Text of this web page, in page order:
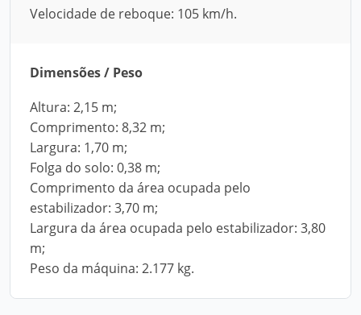
Velocidade de reboque: 105 km/h.
Dimensões / Peso
Altura: 2,15 m;
Comprimento: 8,32 m;
Largura: 1,70 m;
Folga do solo: 0,38 m;
Comprimento da área ocupada pelo
estabilizador: 3,70 m;
Largura da área ocupada pelo estabilizador: 3,80
m;
Peso da máquina: 2.177 kg.